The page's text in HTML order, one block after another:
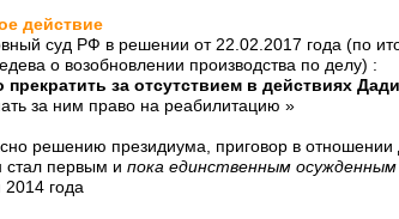
действие
суд РФ в решении от 22.02.2017 года (по
о возобновлении производства по делу) :
прекратить за отсутствием в действиях
за ним право на реабилитацию »
решению президиума, приговор в
стал первым и пока единственным осужденным
2014 года